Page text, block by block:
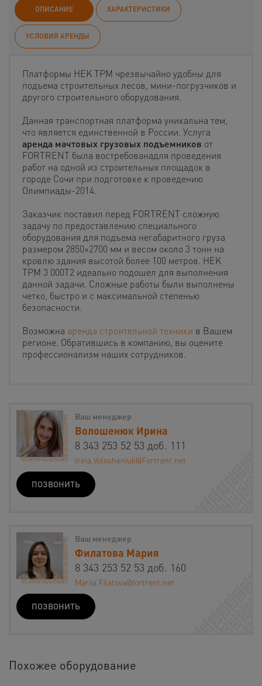
ОПИСАНИЕ ХАРАКТЕРИСТИКИ
УСЛОВИЯ АРЕНДЫ
Платформы HEK TPM чрезвычайно удобны для
подъема строительных лесов, мини-погрузчиков и
другого строительного оборудования.
Данная транспортная платформа уникальна тем,
что является единственной в России. Услуга
аренда мачтовых грузовых подъемников от
FORTRENT была востребованадля проведения
работ на одной из строительных площадок в
городе Сочи при подготовке к проведению
Олимпиады-2014.
Заказчик поставил перед FORTRENT сложную
задачу по предоставлению специального
оборудования для подъема негабаритного груза
размером 2850×2700 мм и весом около 3 тонн на
кровлю здания высотой более 100 метров. HEK
TРM 3 000T2 идеально подошел для выполнения
данной задачи. Сложные работы были выполнены
четко, быстро и с максимальной степенью
безопасности.
Возможна аренда строительной техники в Вашем
регионе. Обратившись в компанию, вы оцените
профессионализм наших сотрудников.
Ваш менеджер
Волошенюк Ирина
8 343 253 52 53 доб. 111
Irina.Volosheniuk@Fortrent.net
ПОЗВОНИТЬ
Ваш менеджер
Филатова Мария
8 343 253 52 53 доб. 160
Mariia.Filatova@fortrent.net
ПОЗВОНИТЬ
Похожее оборудование